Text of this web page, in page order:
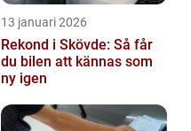
13 januari 2026
Rekond i Skövde: Så får
du bilen att kännas som
ny igen